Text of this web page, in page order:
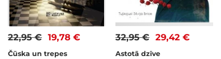
19,78 €
22,95 €
Čūska un trepes
29,42 €
32,95 €
Astotā dzīve